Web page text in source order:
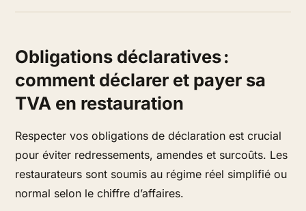
Obligations déclaratives :
comment déclarer et payer sa
TVA en restauration
Respecter vos obligations de déclaration est crucial
pour éviter redressements, amendes et surcoûts. Les
restaurateurs sont soumis au régime réel simplifié ou
normal selon le chiffre d’affaires.